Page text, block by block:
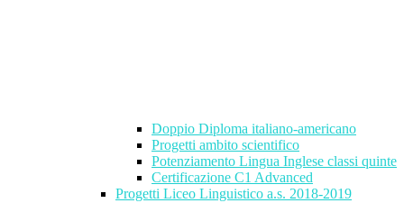
Doppio Diploma italiano-americano
Progetti ambito scientifico
Potenziamento Lingua Inglese classi quinte
Certificazione C1 Advanced
Progetti Liceo Linguistico a.s. 2018-2019